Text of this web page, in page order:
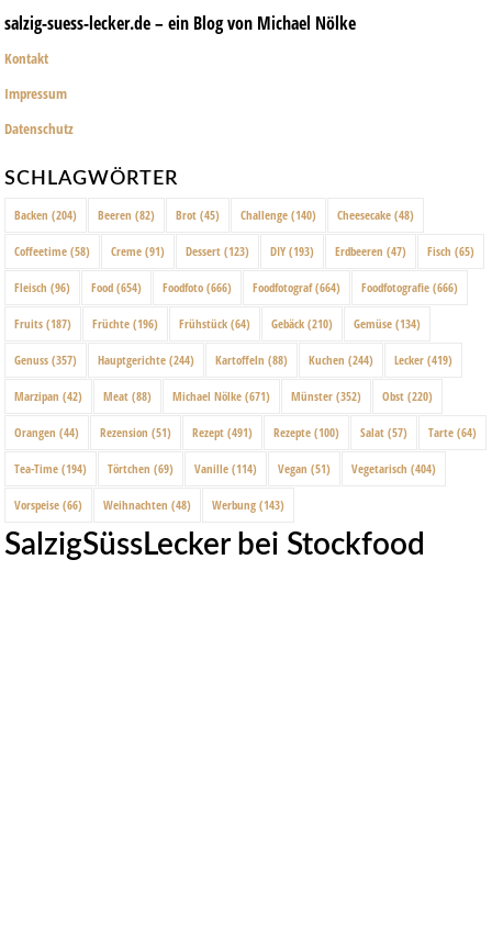
salzig-suess-lecker.de – ein Blog von Michael Nölke
Kontakt
Impressum
Datenschutz
SCHLAGWÖRTER
Backen (204) Beeren (82) Brot (45) Challenge (140) Cheesecake (48)
Coffeetime (58) Creme (91) Dessert (123) DIY (193) Erdbeeren (47) Fisch (65)
Fleisch (96) Food (654) Foodfoto (666) Foodfotograf(664) Foodfotografie (666)
Fruits (187) Früchte (196) Frühstück (64) Gebäck (210) Gemüse (134)
Genuss (357) Hauptgerichte (244) Kartoffeln (88) Kuchen (244) Lecker (419)
Marzipan (42) Meat (88) Michael Nölke (671) Münster (352) Obst (220)
Orangen (44) Rezension (51) Rezept (491) Rezepte (100) Salat (57) Tarte (64)
Tea-Time (194) Törtchen (69) Vanille (114) Vegan (51) Vegetarisch (404)
Vorspeise (66) Weihnachten (48) Werbung (143)
SalzigSüssLecker bei Stockfood